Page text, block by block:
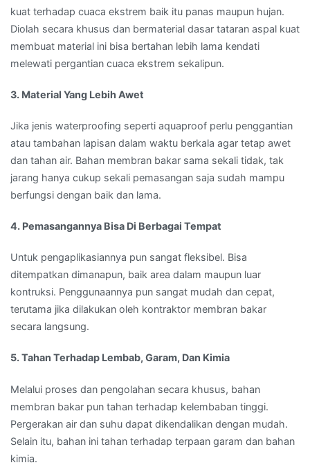
kuat terhadap cuaca ekstrem baik itu panas maupun hujan.
Diolah secara khusus dan bermaterial dasar tataran aspal kuat
membuat material ini bisa bertahan lebih lama kendati
melewati pergantian cuaca ekstrem sekalipun.
3. Material Yang Lebih Awet
Jika jenis waterproofing seperti aquaproof perlu penggantian
atau tambahan lapisan dalam waktu berkala agar tetap awet
dan tahan air. Bahan membran bakar sama sekali tidak, tak
jarang hanya cukup sekali pemasangan saja sudah mampu
berfungsi dengan baik dan lama.
4. Pemasangannya Bisa Di Berbagai Tempat
Untuk pengaplikasiannya pun sangat fleksibel. Bisa
ditempatkan dimanapun, baik area dalam maupun luar
kontruksi. Penggunaannya pun sangat mudah dan cepat,
terutama jika dilakukan oleh kontraktor membran bakar
secara langsung.
5. Tahan Terhadap Lembab, Garam, Dan Kimia
Melalui proses dan pengolahan secara khusus, bahan
membran bakar pun tahan terhadap kelembaban tinggi.
Pergerakan air dan suhu dapat dikendalikan dengan mudah.
Selain itu, bahan ini tahan terhadap terpaan garam dan bahan
kimia.